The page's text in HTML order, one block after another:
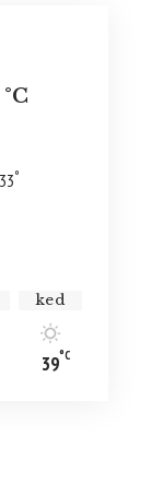
°C
33°
ked
39°C